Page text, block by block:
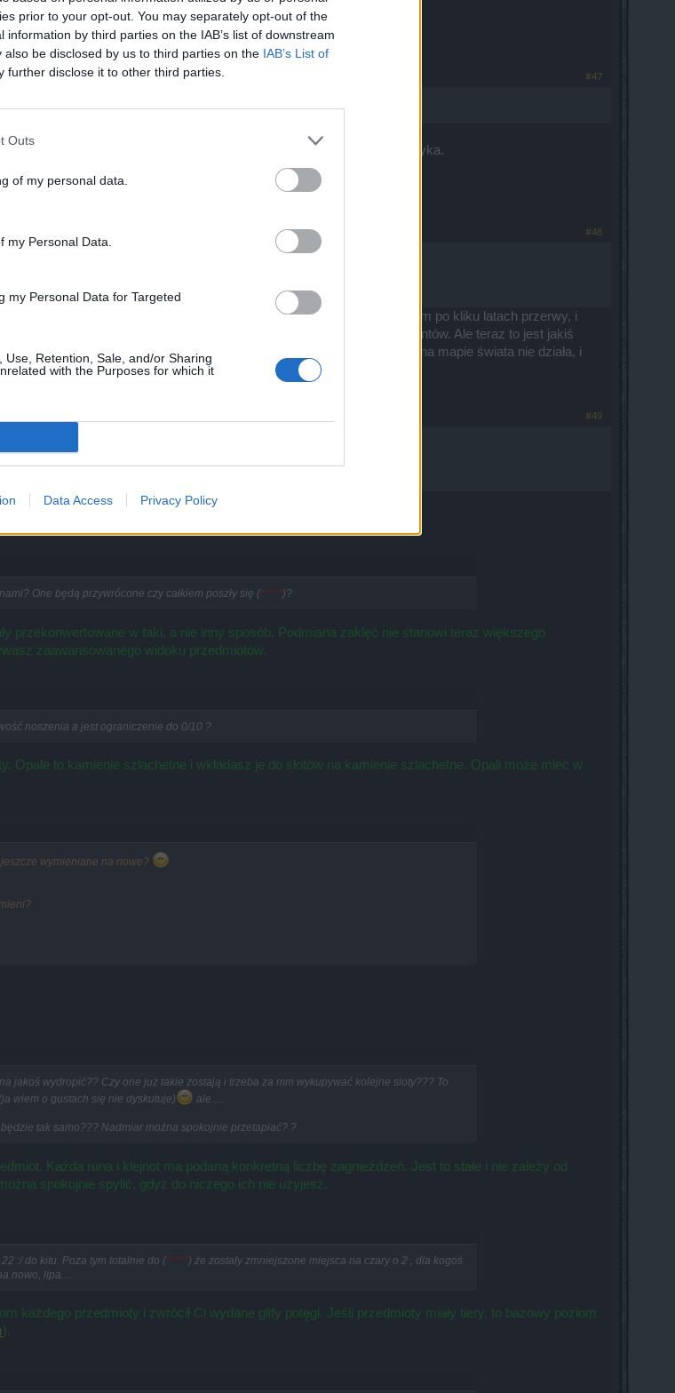
prior to your opt-out. You may separately opt-out of the
by third parties on the IAB’s list of downstream
be disclosed by us to third parties on the IAB’s List of
further disclose it to other third parties.
Outs
of my personal data.
my Personal Data.
my Personal Data for Targeted
Retention, Sale, and/or Sharing
with the Purposes for which it
Data Access Privacy Policy
#47
krytyka i 17% dmg a teraz mam 100% ataków na sekundę i 17% krytyka.
wymieniana za wartość krytyczną...
#48
mechaniki gry nie jest żadnym rozwojem. 2 miesiące temu wróciłem po kliku latach przerwy, i
exila, ale nawet tamta wersja zachęciła mnie do codziennych misji i eventów. Ale teraz to jest jakiś
poniżej... Ledwo ukończyłem misję z portalem cienia bo nawigacja na mapie świata nie działa, i
#49
One będą przywrócone czy całkiem poszły się (*****)?
przekonwertowane w taki, a nie inny sposób. Podmiana zaklęć nie stanowi teraz większego
zaawansowanego widoku przedmiotów.
noszenia a jest ograniczenie do 0/10 ?
Opale to kamienie szlachetne i wkładasz je do słotów na kamienie szlachetne. Opali może mieć w
wymieniane na nowe?
jakoś wydropić?? Czy one już takie zostają i trzeba za mm wykupywać kolejne sloty??? To
wiem o gustach się nie dyskutuje)
ale.....
tak samo??? Nadmiar można spokojnie przetapiać? ?
Każda runa i klejnot ma podaną konkretną liczbę zagnieżdzeń. Jest to stałe i nie zależy od
spokojnie spylić, gdyż do niczego ich nie użyjesz.
:/ do kitu. Poza tym totalnie do (*****) że zostały zmniejszone miejsca na czary o 2 , dla kogoś
nowo, lipa....
każdego przedmioty i zwrócił Ci wydane glify potęgi. Jeśli przedmioty miały tiery, to bazowy poziom
).